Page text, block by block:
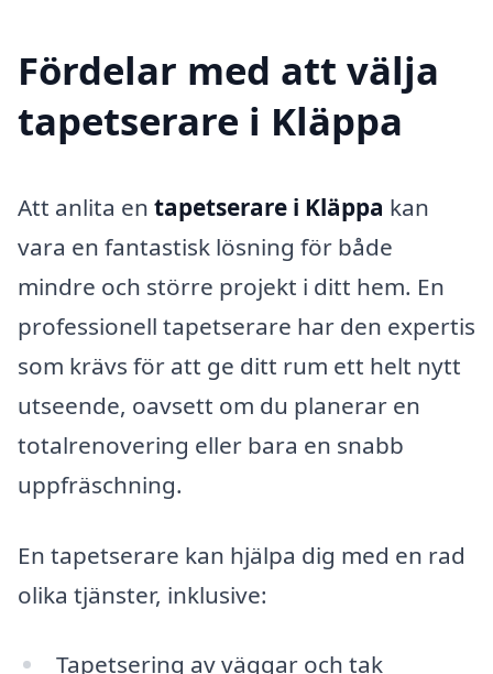
Fördelar med att välja
tapetserare i Kläppa
Att anlita en tapetserare i Kläppa kan
vara en fantastisk lösning för både
mindre och större projekt i ditt hem. En
professionell tapetserare har den expertis
som krävs för att ge ditt rum ett helt nytt
utseende, oavsett om du planerar en
totalrenovering eller bara en snabb
uppfräschning.
En tapetserare kan hjälpa dig med en rad
olika tjänster, inklusive:
Tapetsering av väggar och tak